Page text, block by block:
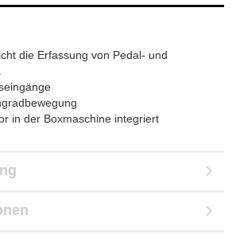
die Erfassung von Pedal- und
in der Boxmaschine integriert